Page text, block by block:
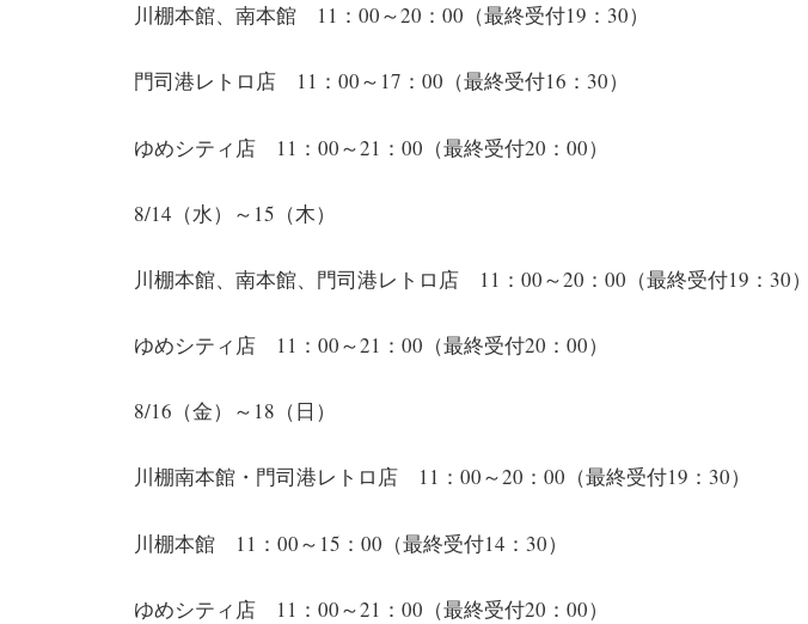
川棚本館、南本館 11：00～20：00（最終受付19：30）
門司港レトロ店 11：00～17：00（最終受付16：30）
ゆめシティ店 11：00～21：00（最終受付20：00）
8/14（水）～15（木）
川棚本館、南本館、門司港レトロ店 11：00～20：00（最終受付19：30）
ゆめシティ店 11：00～21：00（最終受付20：00）
8/16（金）～18（日）
川棚南本館・門司港レトロ店 11：00～20：00（最終受付19：30）
川棚本館 11：00～15：00（最終受付14：30）
ゆめシティ店 11：00～21：00（最終受付20：00）